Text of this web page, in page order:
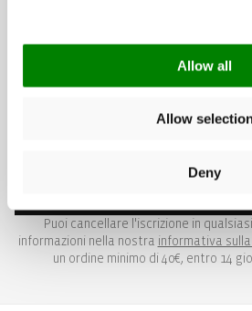
Allow all
Allow
Deny
Data di nascita (facoltativo):
Puoi cancellare l'iscrizione in
informazioni nella nostra informativa
un ordine minimo di 40€, entro 14